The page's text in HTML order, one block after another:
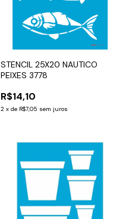
STENCIL 25X20 NAUTICO
PEIXES 3778
R$14,10
2 x de R$7,05 sem juros